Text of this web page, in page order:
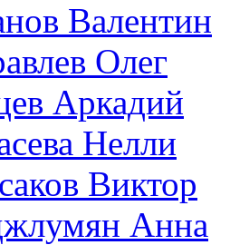
Валентин
Олег
Аркадий
Нелли
Виктор
Анна